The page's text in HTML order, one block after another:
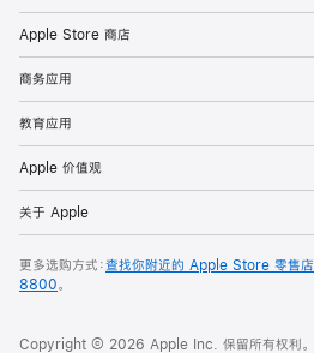
Apple Store 商店
商务应用
教育应用
Apple 价值观
关于 Apple
更多选购方式：查找你附近的 Apple Store 零售店
8800。
Copyright © 2026 Apple Inc. 保留所有权利。